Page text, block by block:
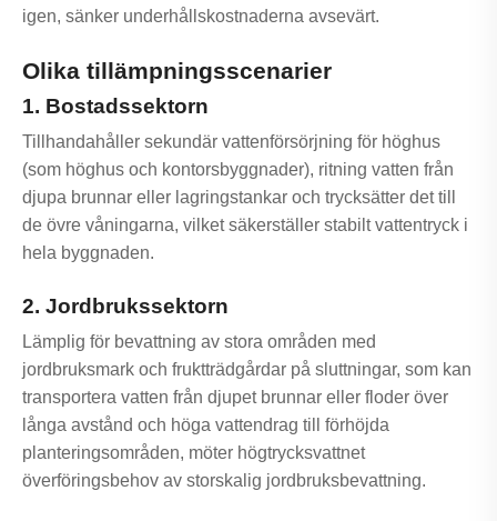
igen, sänker underhållskostnaderna avsevärt.
Olika tillämpningsscenarier
1. Bostadssektorn
Tillhandahåller sekundär vattenförsörjning för höghus
(som höghus och kontorsbyggnader), ritning vatten från
djupa brunnar eller lagringstankar och trycksätter det till
de övre våningarna, vilket säkerställer stabilt vattentryck i
hela byggnaden.
2. Jordbrukssektorn
Lämplig för bevattning av stora områden med
jordbruksmark och fruktträdgårdar på sluttningar, som kan
transportera vatten från djupet brunnar eller floder över
långa avstånd och höga vattendrag till förhöjda
planteringsområden, möter högtrycksvattnet
överföringsbehov av storskalig jordbruksbevattning.